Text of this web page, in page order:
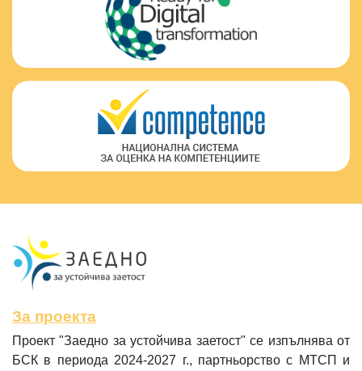
За проекта
Проект "Заедно за устойчива заетост" се изпълнява от
БСК в периода 2024-2027 г., партньорство с МТСП и